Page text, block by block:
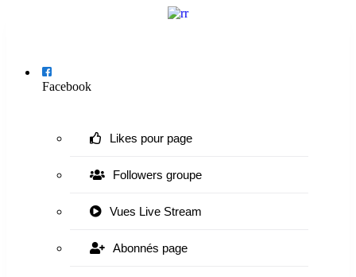
Facebook
Likes pour page
Followers groupe
Vues Live Stream
Abonnés page